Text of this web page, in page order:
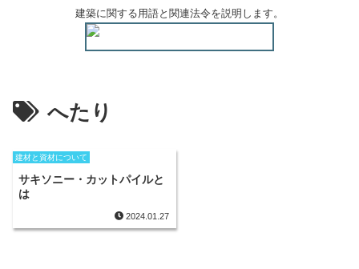
建築に関する用語と関連法令を説明します。
へたり
建材と資材について
サキソニー・カットパイルと
は
2024.01.27